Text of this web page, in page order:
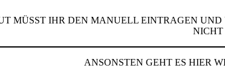
MÜSST IHR DEN MANUELL EINTRAGEN
NICHT
ANSONSTEN GEHT ES HIER